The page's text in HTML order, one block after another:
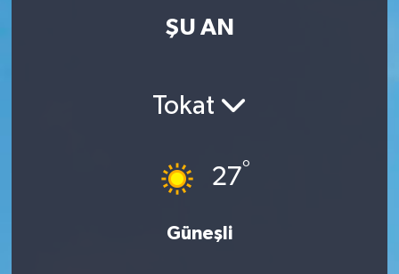
ŞU AN
Tokat
27°
Güneşli